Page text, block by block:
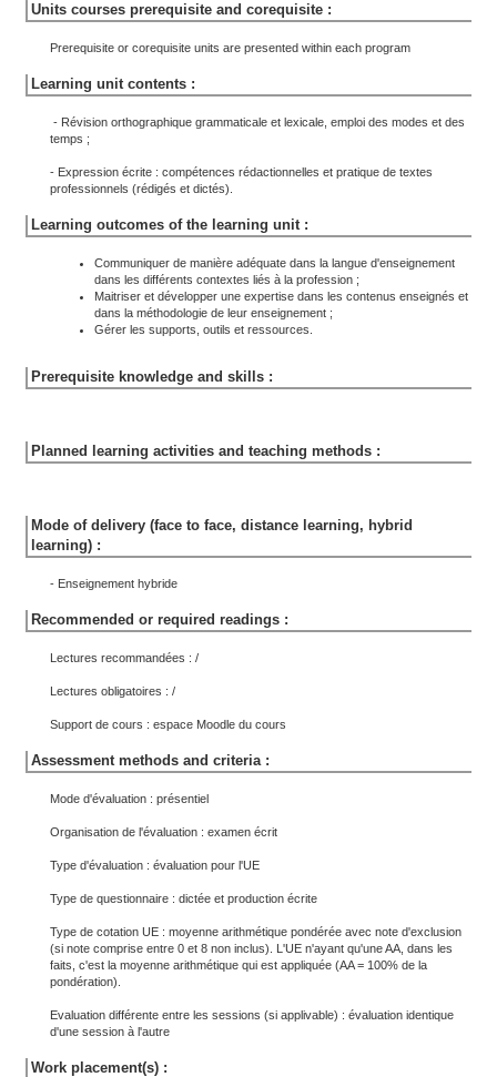
Units courses prerequisite and corequisite :
Prerequisite or corequisite units are presented within each program
Learning unit contents :
- Révision orthographique grammaticale et lexicale, emploi des modes et des
temps ;
- Expression écrite : compétences rédactionnelles et pratique de textes
professionnels (rédigés et dictés).
Learning outcomes of the learning unit :
Communiquer de manière adéquate dans la langue d'enseignement
dans les différents contextes liés à la profession ;
Maitriser et développer une expertise dans les contenus enseignés et
dans la méthodologie de leur enseignement ;
Gérer les supports, outils et ressources.
Prerequisite knowledge and skills :
Planned learning activities and teaching methods :
Mode of delivery (face to face, distance learning, hybrid
learning) :
- Enseignement hybride
Recommended or required readings :
Lectures recommandées : /
Lectures obligatoires : /
Support de cours : espace Moodle du cours
Assessment methods and criteria :
Mode d'évaluation : présentiel
Organisation de l'évaluation : examen écrit
Type d'évaluation : évaluation pour l'UE
Type de questionnaire : dictée et production écrite
Type de cotation UE : moyenne arithmétique pondérée avec note d'exclusion
(si note comprise entre 0 et 8 non inclus). L'UE n'ayant qu'une AA, dans les
faits, c'est la moyenne arithmétique qui est appliquée (AA = 100% de la
pondération).
Evaluation différente entre les sessions (si applivable) : évaluation identique
d'une session à l'autre
Work placement(s) :